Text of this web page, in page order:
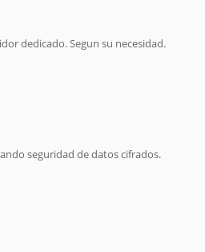
dedicado. Segun su necesidad.
seguridad de datos cifrados.